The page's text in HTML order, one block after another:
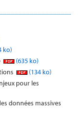
ko)
(635 ko)
(134 ko)
pour les
données massives